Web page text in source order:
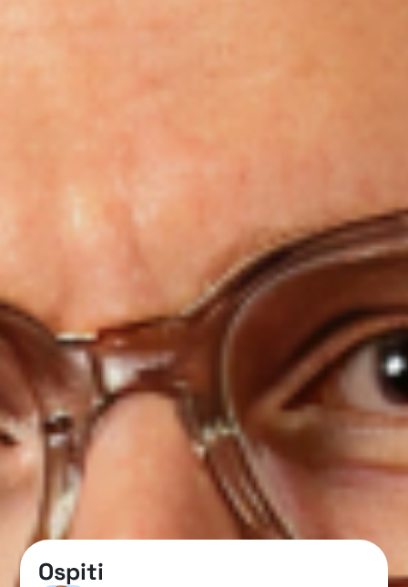
Ospiti